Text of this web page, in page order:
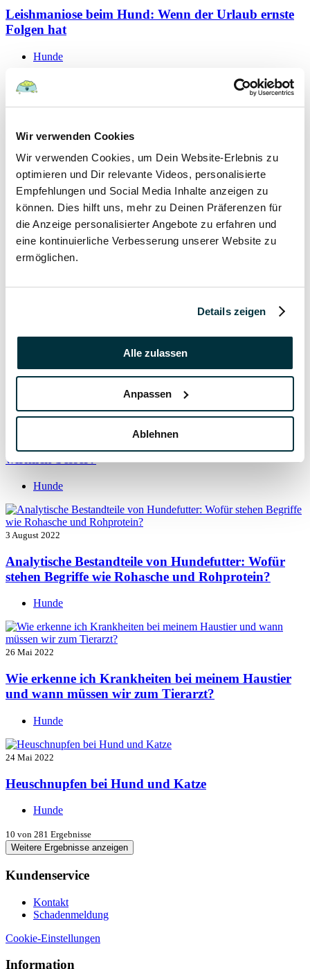
Wir verwenden Cookies
Wir verwenden Cookies, um Dein Website-Erlebnis zu
optimieren und Dir relevante Videos, personalisierte
Empfehlungen und Social Media Inhalte anzeigen zu
können. Dies hilft uns, mehr zu Deinen Präferenzen für
die Anzeige personalisierter Angebote zu erfahren und
eine kontinuierliche Verbesserung unserer Website zu
ermöglichen.
Details zeigen
Alle zulassen
Anpassen
Ablehnen
Leishmaniose beim Hund: Wenn der Urlaub ernste
Folgen hat
Hunde
22 August 2022
Hundefutter und Wasser im Urlaub: Worauf sollte
Hunde
15 August 2022
Vitamin B für den Hund: Für was ist es wichtig?
Hunde
wichtig?
Hunde
5 August 2022
wirklich besser?
Hunde
3 August 2022
Analytische Bestandteile von Hundefutter: Wofür
stehen Begriffe wie Rohasche und Rohprotein?
Hunde
26 Mai 2022
Wie erkenne ich Krankheiten bei meinem Haustier
und wann müssen wir zum Tierarzt?
Hunde
24 Mai 2022
Heuschnupfen bei Hund und Katze
Hunde
10 von 281 Ergebnisse
Weitere Ergebnisse anzeigen
Kundenservice
Kontakt
Schadenmeldung
Cookie-Einstellungen
Information